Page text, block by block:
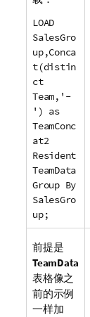
LOAD
SalesGro
up,Conca
t(distin
ct
Team,'-
') as
TeamConc
at2
Resident
TeamData
Group By
SalesGro
up;
前提是
TeamData
表格像之
前的示例
一样加